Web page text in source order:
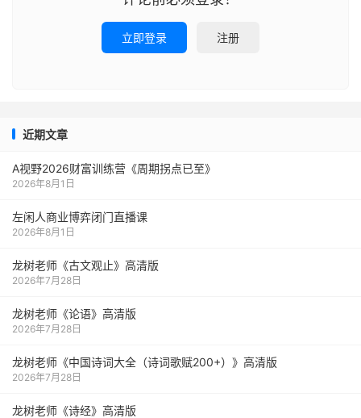
立即登录 注册
近期文章
A视野2026财富训练营《周期拐点已至》
2026年8月1日
左闲人商业博弈闭门直播课
2026年8月1日
龙树老师《古文观止》高清版
2026年7月28日
龙树老师《论语》高清版
2026年7月28日
龙树老师《中国诗词大全（诗词歌赋200+）》高清版
2026年7月28日
龙树老师《诗经》高清版